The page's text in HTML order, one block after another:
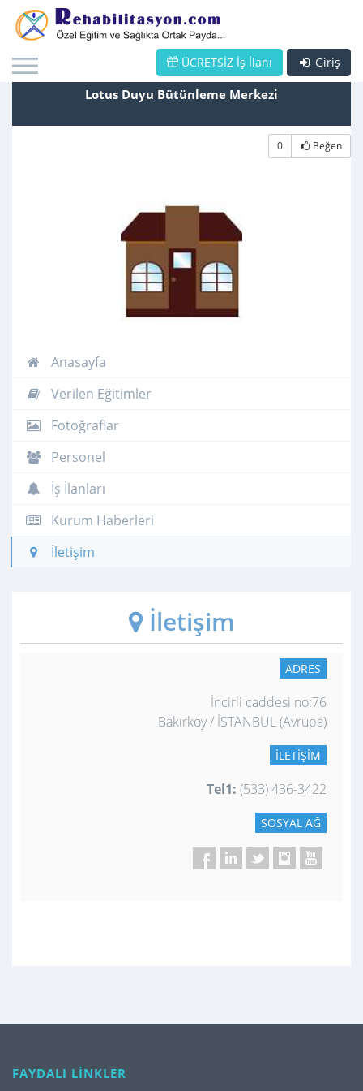
Giriş
ÜCRETSİZ İş İlanı
Lotus Duyu Bütünleme Merkezi
0 Beğen
Anasayfa
Verilen Eğitimler
Fotoğraflar
Personel
İş İlanları
Kurum Haberleri
İletişim
İletişim
ADRES
İncirli caddesi no:76
Bakırköy / İSTANBUL (Avrupa)
İLETIŞIM
Tel1: (533) 436-3422
SOSYAL AĞ
FAYDALI LİNKLER